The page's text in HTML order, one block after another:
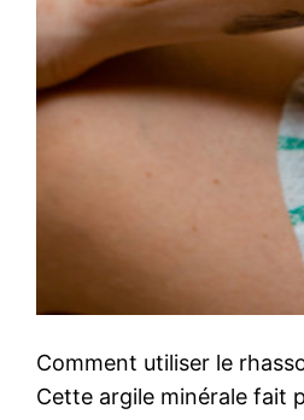
Comment utiliser le
Cette argile minérale fait